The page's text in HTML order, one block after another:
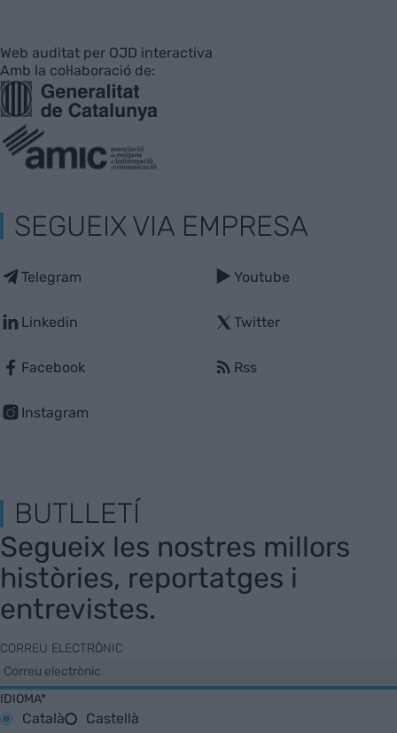
Web auditat per OJD interactiva
Amb la col·laboració de:
SEGUEIX VIA EMPRESA
Telegram
Linkedin
Facebook
Instagram
Youtube
Twitter
Rss
BUTLLETÍ
Segueix les nostres millors
històries, reportatges i
entrevistes.
CORREU ELECTRÒNIC
IDIOMA*
Català
Castellà